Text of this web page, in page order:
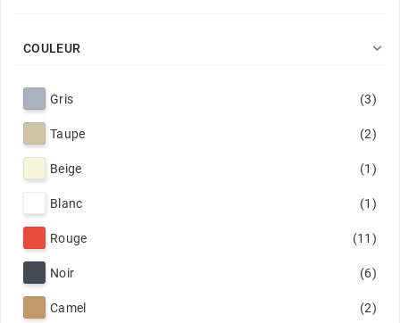
COULEUR 
Gris (3)
Taupe (2)
Beige (1)
Blanc (1)
Rouge (11)
Noir (6)
Camel (2)